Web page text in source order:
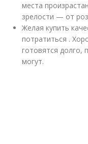
места
зрелости — от
Желая купить
потратиться .
готовятся
могут.